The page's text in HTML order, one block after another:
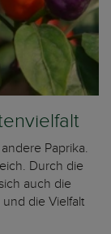
Paprika.
Durch die
auch die
die Vielfalt